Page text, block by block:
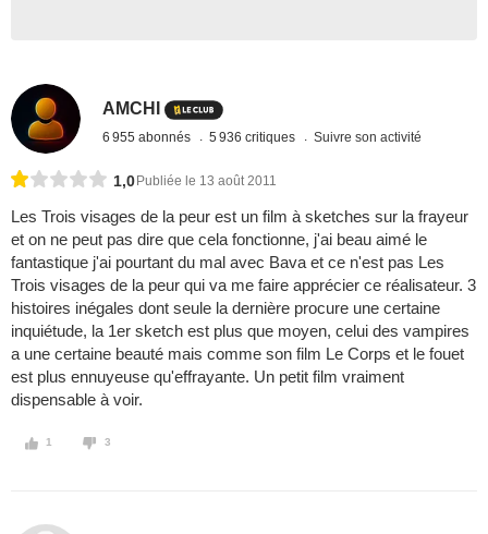
AMCHI
6 955 abonnés 5 936 critiques Suivre son activité
1,0 Publiée le 13 août 2011
Les Trois visages de la peur est un film à sketches sur la frayeur
et on ne peut pas dire que cela fonctionne, j'ai beau aimé le
fantastique j'ai pourtant du mal avec Bava et ce n'est pas Les
Trois visages de la peur qui va me faire apprécier ce réalisateur. 3
histoires inégales dont seule la dernière procure une certaine
inquiétude, la 1er sketch est plus que moyen, celui des vampires
a une certaine beauté mais comme son film Le Corps et le fouet
est plus ennuyeuse qu'effrayante. Un petit film vraiment
dispensable à voir.
1 3